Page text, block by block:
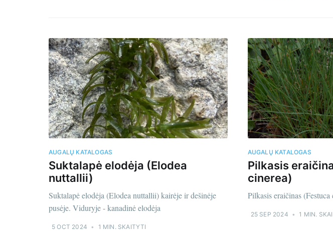
AUGALŲ KATALOGAS
Suktalapė elodėja (Elodea
nuttallii)
Suktalapė elodėja (Elodea nuttallii) kairėje ir dešinėje
pusėje. Viduryje - kanadinė elodėja
5 OCT 2024 • 1 MIN. SKAITYTI
AUGALŲ KATALOGAS
Pilkasis
cinerea)
Pilkasis eraičinas (Festuca
25 SEP 2024 • 1 MIN.